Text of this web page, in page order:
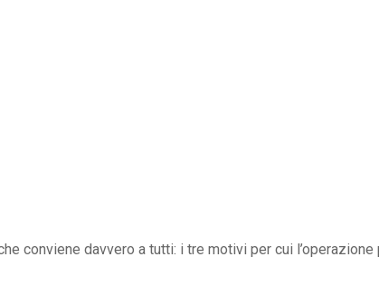
conviene davvero a tutti: i tre motivi per cui